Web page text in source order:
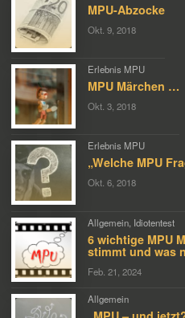
MPU-Abzocke
Okt. 9, 2018
Erlebnis MPU
MPU Märchen …
Okt. 3, 2018
Erlebnis MPU
„Welche MPU
Okt. 6, 2018
Allgemein Idiotentest
6 wichtige MPU
stimmt und was
Feb. 21, 2024
Allgemein